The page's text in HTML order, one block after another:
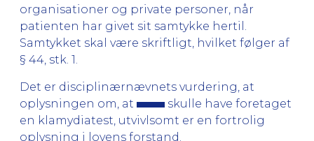
organisationer og private personer, når
patienten har givet sit samtykke hertil.
Samtykket skal være skriftligt, hvilket følger af
§ 44, stk. 1.
Det er disciplinærnævnets vurdering, at
oplysningen om, at
skulle have foretaget
en klamydiatest, utvivlsomt er en fortrolig
oplysning i lovens forstand.